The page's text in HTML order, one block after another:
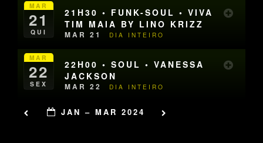
MAR
21
QUI
21H30 • FUNK-SOUL • VIVA
TIM MAIA BY LINO KRIZZ
MAR 21 DIA INTEIRO
MAR
22
SEX
22H00 • SOUL • VANESSA
JACKSON
MAR 22 DIA INTEIRO
JAN – MAR 2024